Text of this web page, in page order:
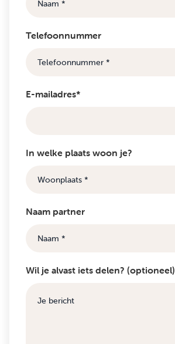
Telefoonnummer
E-mailadres*
In welke plaats woon je?
Naam partner
Wil je alvast iets delen? (optioneel)